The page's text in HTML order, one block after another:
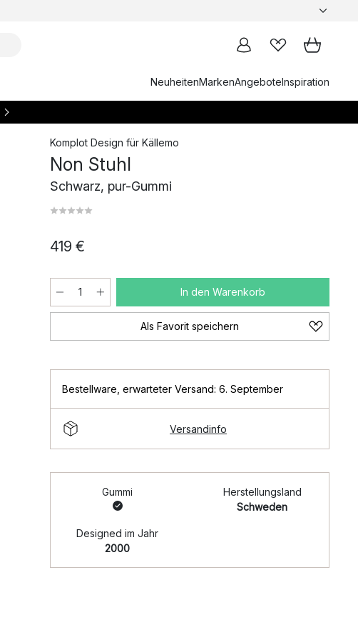
NeuheitenMarkenAngeboteInspiration
Komplot Design für Källemo
Non Stuhl
Schwarz, pur-Gummi
419 €
In den Warenkorb
Als Favorit speichern
Bestellware erwarteter Versand: 6. September
Versandinfo
Gummi
Herstellungsland
Schweden
Designed im Jahr
2000